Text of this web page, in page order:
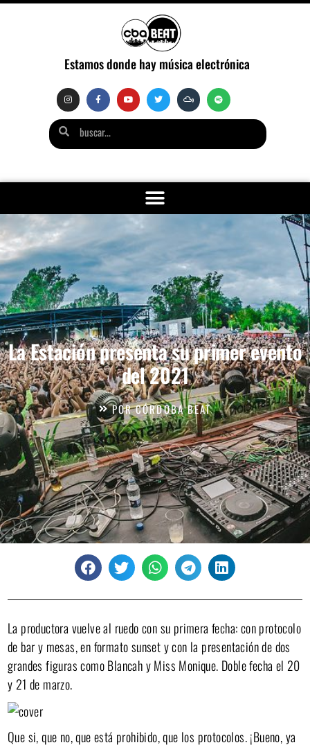
Estamos donde hay música electrónica
La Estación presenta su primer evento
del 2021
PORCÓRDOBA BEAT
La productora vuelve al ruedo con su primera fecha: con protocolo
de bar y mesas, en formato sunset y con la presentación de dos
grandes figuras como Blancah y Miss Monique. Doble fecha el 20
y 21 de marzo.
Que si, que no, que está prohibido, que los protocolos. ¡Bueno, ya